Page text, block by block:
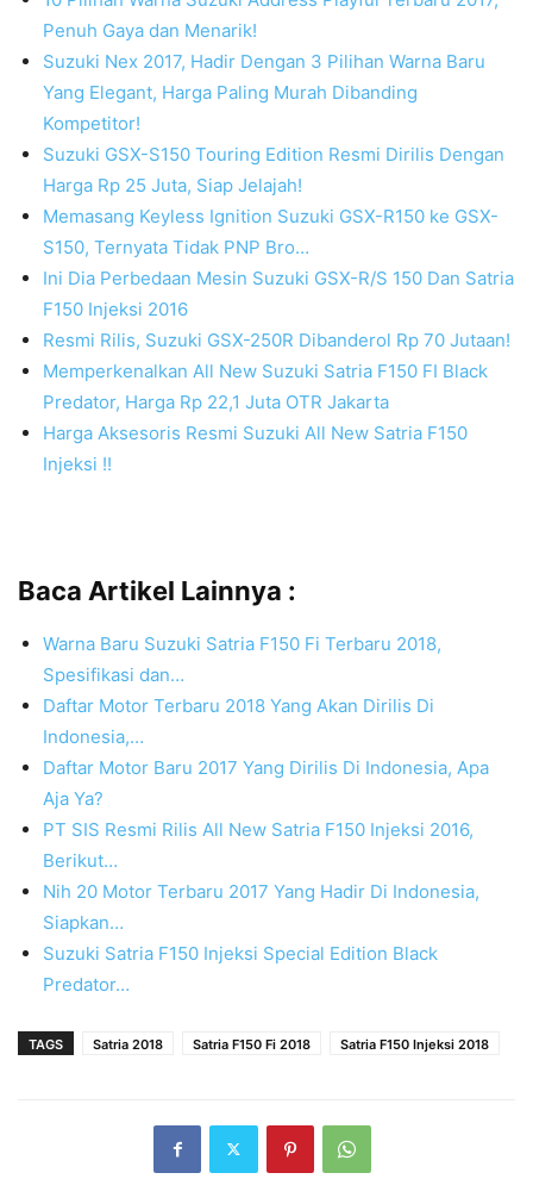
Penuh Gaya dan Menarik!
Suzuki Nex 2017, Hadir Dengan 3 Pilihan Warna Baru
Yang Elegant, Harga Paling Murah Dibanding
Kompetitor!
Suzuki GSX-S150 Touring Edition Resmi Dirilis Dengan
Harga Rp 25 Juta, Siap Jelajah!
Memasang Keyless Ignition Suzuki GSX-R150 ke GSX-
S150, Ternyata Tidak PNP Bro…
Ini Dia Perbedaan Mesin Suzuki GSX-R/S 150 Dan Satria
F150 Injeksi 2016
Resmi Rilis, Suzuki GSX-250R Dibanderol Rp 70 Jutaan!
Memperkenalkan All New Suzuki Satria F150 FI Black
Predator, Harga Rp 22,1 Juta OTR Jakarta
Harga Aksesoris Resmi Suzuki All New Satria F150
Injeksi !!
Baca Artikel Lainnya :
Warna Baru Suzuki Satria F150 Fi Terbaru 2018,
Spesifikasi dan…
Daftar Motor Terbaru 2018 Yang Akan Dirilis Di
Indonesia,…
Daftar Motor Baru 2017 Yang Dirilis Di Indonesia, Apa
Aja Ya?
PT SIS Resmi Rilis All New Satria F150 Injeksi 2016,
Berikut…
Nih 20 Motor Terbaru 2017 Yang Hadir Di Indonesia,
Siapkan…
Suzuki Satria F150 Injeksi Special Edition Black
Predator…
TAGS Satria 2018 Satria F150 Fi 2018 Satria F150 Injeksi 2018